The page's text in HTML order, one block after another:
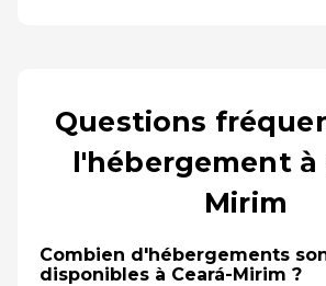
Questions
l'hébergement à
Mirim
Combien d'hébergements
disponibles à Ceará-Mirim ?